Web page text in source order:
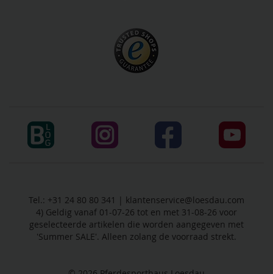
Tel.: +31 24 80 80 341 | klantenservice@loesdau.com
4) Geldig vanaf 01-07-26 tot en met 31-08-26 voor
geselecteerde artikelen die worden aangegeven met
'Summer SALE'. Alleen zolang de voorraad strekt.